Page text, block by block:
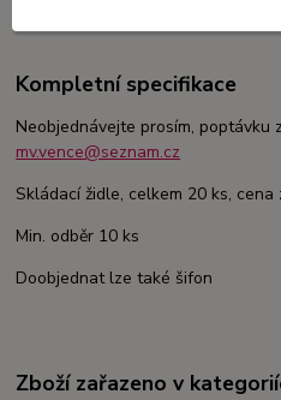
Kompletní specifikace
Neobjednávejte prosím, poptávku
mv.vence@seznam.cz
Skládací židle, celkem 20 ks, cena
Min. odběr 10 ks
Doobjednat lze také šifon
Zboží zařazeno v